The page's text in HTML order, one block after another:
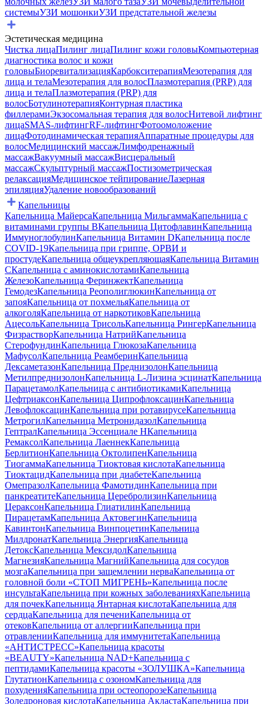
системыУЗИ мошонкиУЗИ предстательной железы
Эстетическая медицина
Чистка лицаПилинг лицаПилинг кожи головыКомпьютерная
диагностика волос и кожи
головыБиоревитализацияКарбокситерапияМезотерапия для
лица и телаМезотерапия для волосПлазмотерапия (PRP) для
лица и телаПлазмотерапия (PRP) для
волосБотулинотерапияКонтурная пластика
филлерамиЭкзосомальная терапия для волосНитевой лифтинг
лицаSMAS-лифтингRF-лифтингФотоомоложение
лицаФотодинамическая терапияАппаратные процедуры для
волосМедицинский массажЛимфодренажный
массажВакуумный массажВисцеральный
массажСкульптурный массажПостизометрическая
релаксацияМедицинское тейпированиеЛазерная
эпиляцияУдаление новообразований
Капельницы
Капельница МайерсаКапельница МильгаммаКапельница с
витаминами группы BКапельница ЦитофлавинКапельница
ИммуноглобулинКапельница Витамин DКапельница после
COVID-19Капельница при гриппе, ОРВИ и
простудеКапельница общеукрепляющаяКапельница Витамин
CКапельница с аминокислотамиКапельница
ЖелезоКапельница ФеринжектКапельница
ГемодезКапельница РеополиглюкинКапельница от
запояКапельница от похмельяКапельница от
алкоголяКапельница от наркотиковКапельница
АцесольКапельница ТрисольКапельница РингерКапельница
ФизрастворКапельница НатрийКапельница
СтерофундинКапельница ГлюкозаКапельница
МафусолКапельница РеамберинКапельница
ДексаметазонКапельница ПреднизолонКапельница
МетилпреднизолонКапельница L-Лизина эсцинатКапельница
ПарацетамолКапельница с антибиотикамиКапельница
ЦефтриаксонКапельница ЦипрофлоксацинКапельница
ЛевофлоксацинКапельница при ротавирусеКапельница
МетрогилКапельница МетронидазолКапельница
ГептралКапельница Эссенциале НКапельница
РемаксолКапельница ЛаеннекКапельница
БерлитионКапельница ОктолипенКапельница
ТиогаммаКапельница Тиоктовая кислотаКапельница
ТиоктацидКапельница при диабетеКапельница
ОмепразолКапельница ФамотидинКапельница при
панкреатитеКапельница ЦеребролизинКапельница
ЦераксонКапельница ГлиатилинКапельница
ПирацетамКапельница АктовегинКапельница
КавинтонКапельница ВинпоцетинКапельница
МилдронатКапельница ЭнергияКапельница
ДетоксКапельница МексидолКапельница
МагнезияКапельница МагнийКапельница для сосудов
мозгаКапельница при защемлении нерваКапельница от
головной боли «СТОП МИГРЕНЬ»Капельница после
инсультаКапельница при кожных заболеванияхКапельница
для почекКапельница Янтарная кислотаКапельница для
сердцаКапельница для печениКапельница от
отековКапельница от аллергииКапельница при
отравленииКапельница для иммунитетаКапельница
«АНТИСТРЕСС»Капельница красоты
«BEAUTY»Капельница NAD+Капельница с
пептидамиКапельница красоты «ЗОЛУШКА»Капельница
ГлутатионКапельница с озономКапельница для
похуденияКапельница при остеопорозеКапельница
Золедроновая кислотаКапельница АкластаКапельница при